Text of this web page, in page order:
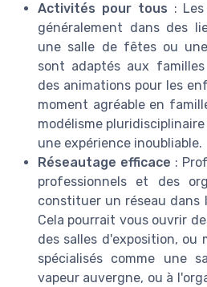
Activités pour tous :
généralement dans des
une salle de fêtes ou
sont adaptés aux
des animations pour les
moment agréable en
modélisme
une expérience inoubliable.
Réseautage efficace :
professionnels et des
constituer un réseau dans
Cela pourrait vous ouvrir
des salles d'exposition, ou
spécialisés comme une
vapeur auvergne, ou à